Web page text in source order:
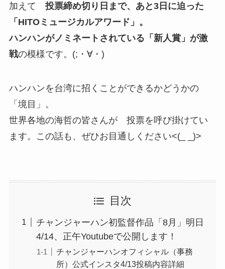
加えて 投票締め切り日まで、あと3日に迫った
「HITOミュージカルアワード」。
ハンハンがノミネートされている「新人賞」が激
戦の模様です。(;・∀・)
ハンハンを台湾に招くことができるかどうかの
「境目」。
世界各地の海哲の皆さんが 投票を呼び掛けてい
ます。この話も、ぜひお目通しください<(_ _)>
目次
チャンジャーハン初監督作品「8月」明日
4/14、正午Youtubeで公開します！
チャンジャーハンオフィシャル（事務
所）公式インスタ4/13投稿内容詳細